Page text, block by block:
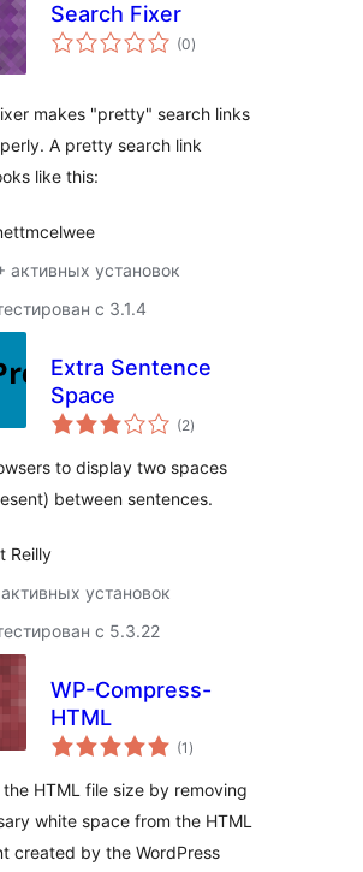
Search Fixer
(0общий
рейтинг
)
makes "pretty" search links
A pretty search link
like this:
активных установок
с 3.1.4
Extra Sentence
Space
(2общий
рейтинг
)
to display two spaces
between sentences.
Reilly
установок
с 5.3.22
WP-Compress-
HTML
(1 общий
рейтинг
)
the HTML file size by removing
white space from the HTML
created by the WordPress